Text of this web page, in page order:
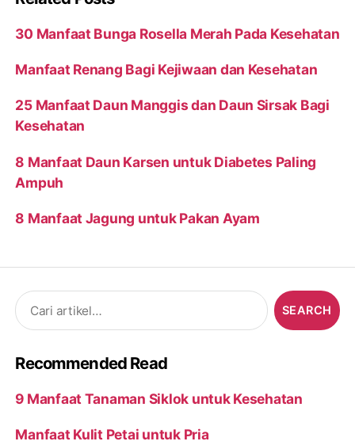
30 Manfaat Bunga Rosella Merah Pada Kesehatan
Manfaat Renang Bagi Kejiwaan dan Kesehatan
25 Manfaat Daun Manggis dan Daun Sirsak Bagi
Kesehatan
8 Manfaat Daun Karsen untuk Diabetes Paling
Ampuh
8 Manfaat Jagung untuk Pakan Ayam
Search
for:
Recommended Read
9 Manfaat Tanaman Siklok untuk Kesehatan
Manfaat Kulit Petai untuk Pria